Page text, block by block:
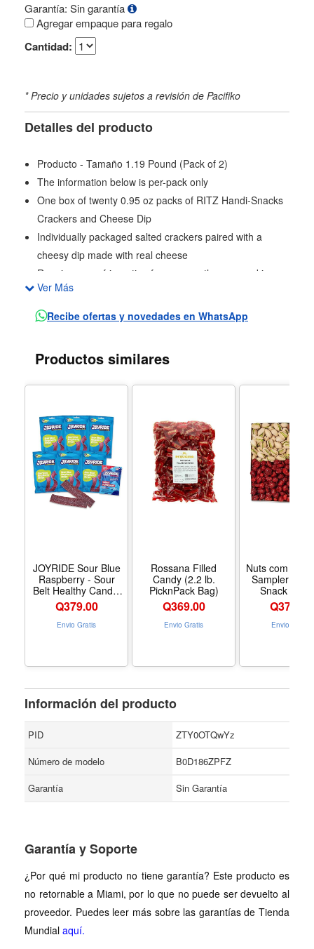
Garantía: Sin garantía
Agregar empaque para regalo
Cantidad:
* Precio y unidades sujetos a revisión de Pacifiko
Detalles del producto
Producto - Tamaño 1.19 Pound (Pack of 2)
The information below is per-pack only
One box of twenty 0.95 oz packs of RITZ Handi-Snacks
Crackers and Cheese Dip
Individually packaged salted crackers paired with a
cheesy dip made with real cheese
Requires no refrigeration for easy on-the-go snacking
Ideal snack for school, work and home
Each snack pack contains 100 calories
Ver Más
Recibe ofertas y novedades en WhatsApp
Productos similares
JOYRIDE Sour Blue
Raspberry - Sour
Belt Healthy Candy,
6-Pack Bundle |
Includes six 3.5 oz
bags with bonus 2.5
Dye Free, Low
Sabor Sour Blue
Raspberry (6 Pack)
Q379.00
Envio Gratis
Rossana Filled
Candy (2.2 lb.
PicknPack Bag)
Q369.00
Envio Gratis
Nuts com
Sampler –
Snack Box
Festive
1.25Lb Gift
Includes
Cashews -
Sampler
Q379.00
Envio Gratis
Información del producto
PID
ZTY0OTQwYz
Número de modelo
B0D186ZPFZ
Garantía
Sin Garantía
Garantía y Soporte
¿Por qué mi producto no tiene garantía? Este producto es
no retornable a Miami, por lo que no puede ser devuelto al
proveedor. Puedes leer más sobre las garantías de Tienda
Mundial aquí.